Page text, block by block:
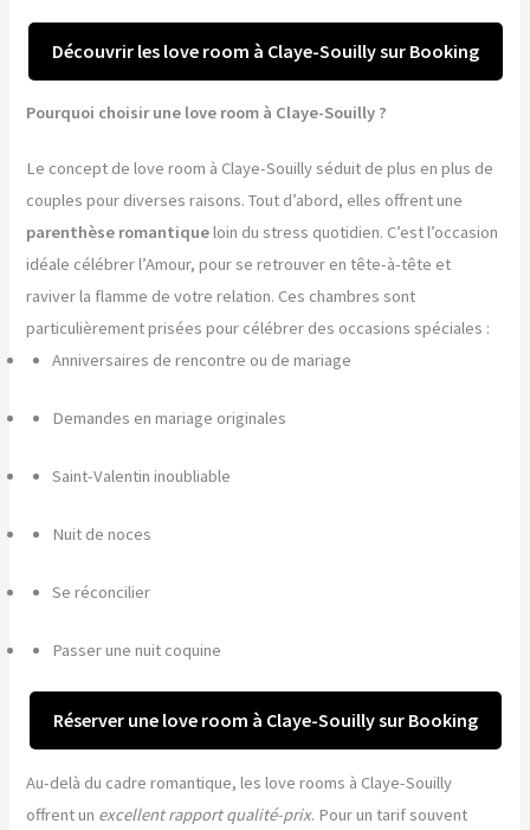
Découvrir les love room à Claye-Souilly sur Booking
Pourquoi choisir une love room à Claye-Souilly ?
Le concept de love room à Claye-Souilly séduit de plus en plus de
couples pour diverses raisons. Tout d’abord, elles offrent une
parenthèse romantiqueloin du stress quotidien. C’est l’occasion
idéale célébrer l’Amour, pour se retrouver en tête-à-tête et
raviver la flamme de votre relation. Ces chambres sont
particulièrement prisées pour célébrer des occasions spéciales :
Anniversaires de rencontre ou de mariage
Demandes en mariage originales
Saint-Valentin inoubliable
Nuit de noces
Se réconcilier
Passer une nuit coquine
Réserver une love room à Claye-Souilly sur Booking
Au-delà du cadre romantique, les love rooms à Claye-Souilly
offrent un excellent rapport qualité-prix. Pour un tarif souvent